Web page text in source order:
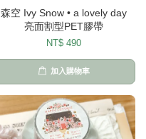
森空 Ivy Snow • a lovely day
亮面割型PET膠帶
NT$ 490
加入購物車